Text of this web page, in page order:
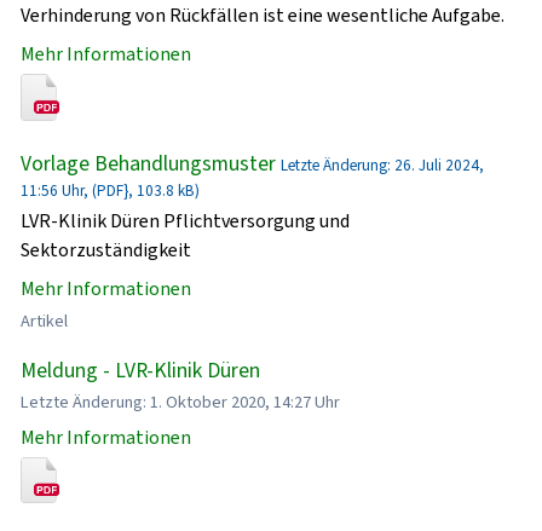
Verhinderung von Rückfällen ist eine wesentliche Aufgabe.
Mehr Informationen
Vorlage Behandlungsmuster Letzte Änderung: 26. Juli 2024,
11:56 Uhr, (PDF}, 103.8 kB)
LVR-Klinik Düren Pflichtversorgung und
Sektorzuständigkeit
Mehr Informationen
Artikel
Meldung - LVR-Klinik Düren
Letzte Änderung: 1. Oktober 2020, 14:27 Uhr
Mehr Informationen